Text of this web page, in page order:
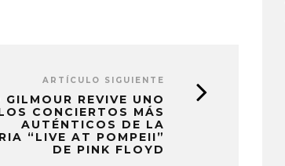
ARTÍCULO SIGUIENTE
GILMOUR REVIVE UNO
CONCIERTOS MÁS
AUTÉNTICOS DE LA
“LIVE AT POMPEII”
DE PINK FLOYD